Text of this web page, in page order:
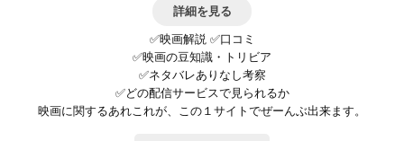
詳細を見る
✅映画解説 ✅口コミ
✅映画の豆知識・トリビア
✅ネタバレありなし考察
✅どの配信サービスで見られるか
映画に関するあれこれが、この１サイトでぜーんぶ出来ます。